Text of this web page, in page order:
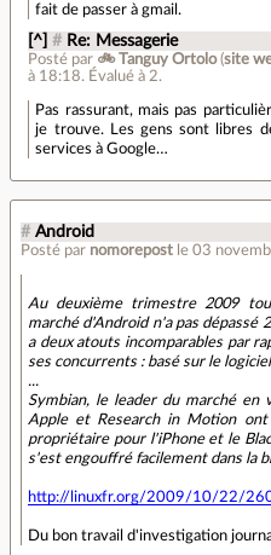
fait de passer à gmail.
[^] # Re: Messagerie
Posté par 🚲 Tanguy Ortolo(site
à 18:18. Évalué à 2.
Pas rassurant, mais pas
je trouve. Les gens sont libres
services à Google…
# Android
Posté par nomorepost le 03
Au deuxième trimestre 2009
marché d'Android n'a pas dépassé
a deux atouts incomparables par
ses concurrents : basé sur le
...
Symbian, le leader du marché
Apple et Research in Motion
propriétaire pour l'iPhone et le
s'est engouffré facilement dans la
http://linuxfr.org/2009/10/22/
Du bon travail d'investigation